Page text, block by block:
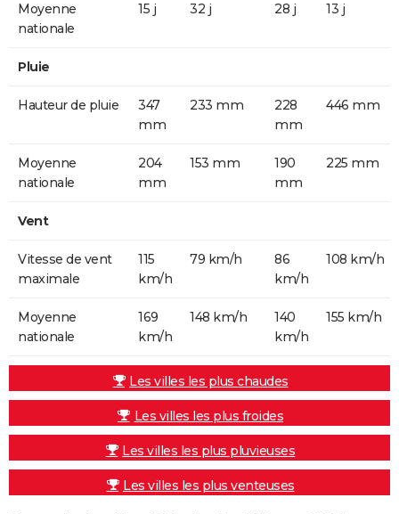
Moyenne
nationale
15 j 32 j 28 j 13 j
Pluie
Hauteur de pluie
347
mm
233 mm
228
mm
446 mm
Moyenne
nationale
204
mm
153 mm
190
mm
225 mm
Vent
Vitesse de vent
maximale
115
km/h
79 km/h
86
km/h
108 km/h
Moyenne
nationale
169
km/h
148 km/h
140
km/h
155 km/h
Les villes les plus chaudes
Les villes les plus froides
Les villes les plus pluvieuses
Les villes les plus venteuses